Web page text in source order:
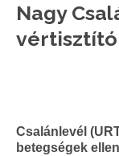
Nagy
Csalánlevél
betegségek